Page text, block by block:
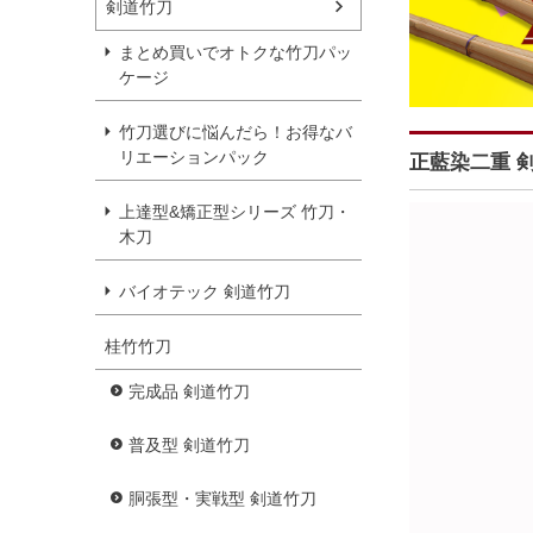
剣道竹刀
まとめ買いでオトクな竹刀パッ
ケージ
竹刀選びに悩んだら！お得なバ
リエーションパック
上達型&矯正型シリーズ 竹刀・
木刀
バイオテック 剣道竹刀
桂竹竹刀
完成品 剣道竹刀
普及型 剣道竹刀
胴張型・実戦型 剣道竹刀
正藍染二重